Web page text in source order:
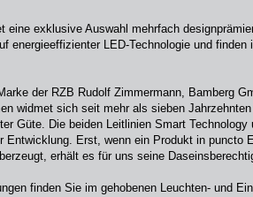
eine exklusive Auswahl mehrfach
energieeffizienter LED-Technologie und
der RZB Rudolf Zimmermann, Bamberg
widmet sich seit mehr als sieben
Güte. Die beiden Leitlinien Smart
Entwicklung. Erst, wenn ein Produkt in puncto
erhält es für uns seine
finden Sie im gehobenen Leuchten- und